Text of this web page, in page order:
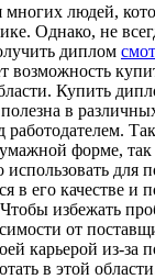
людей,
Однако, не
диплом
возможность
Купить
в
форме,
в его
избежать
от
карьерой из-
в этой